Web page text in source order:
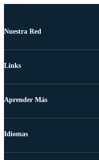
Nuestra Red
Links
Aprender Más
Idiomas